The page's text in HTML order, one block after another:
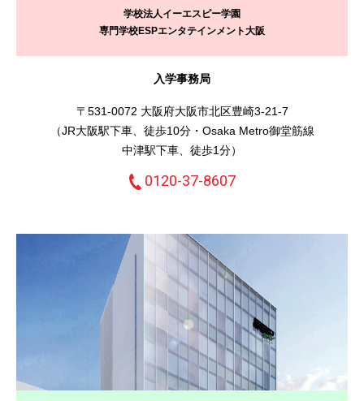
学校法人イーエスピー学園
専門学校ESPエンタテインメント大阪
入学事務局
〒531-0072 大阪府大阪市北区豊崎3-21-7
（JR大阪駅下車、徒歩10分・Osaka Metro御堂筋線
中津駅下車、徒歩1分）
0120-37-8607